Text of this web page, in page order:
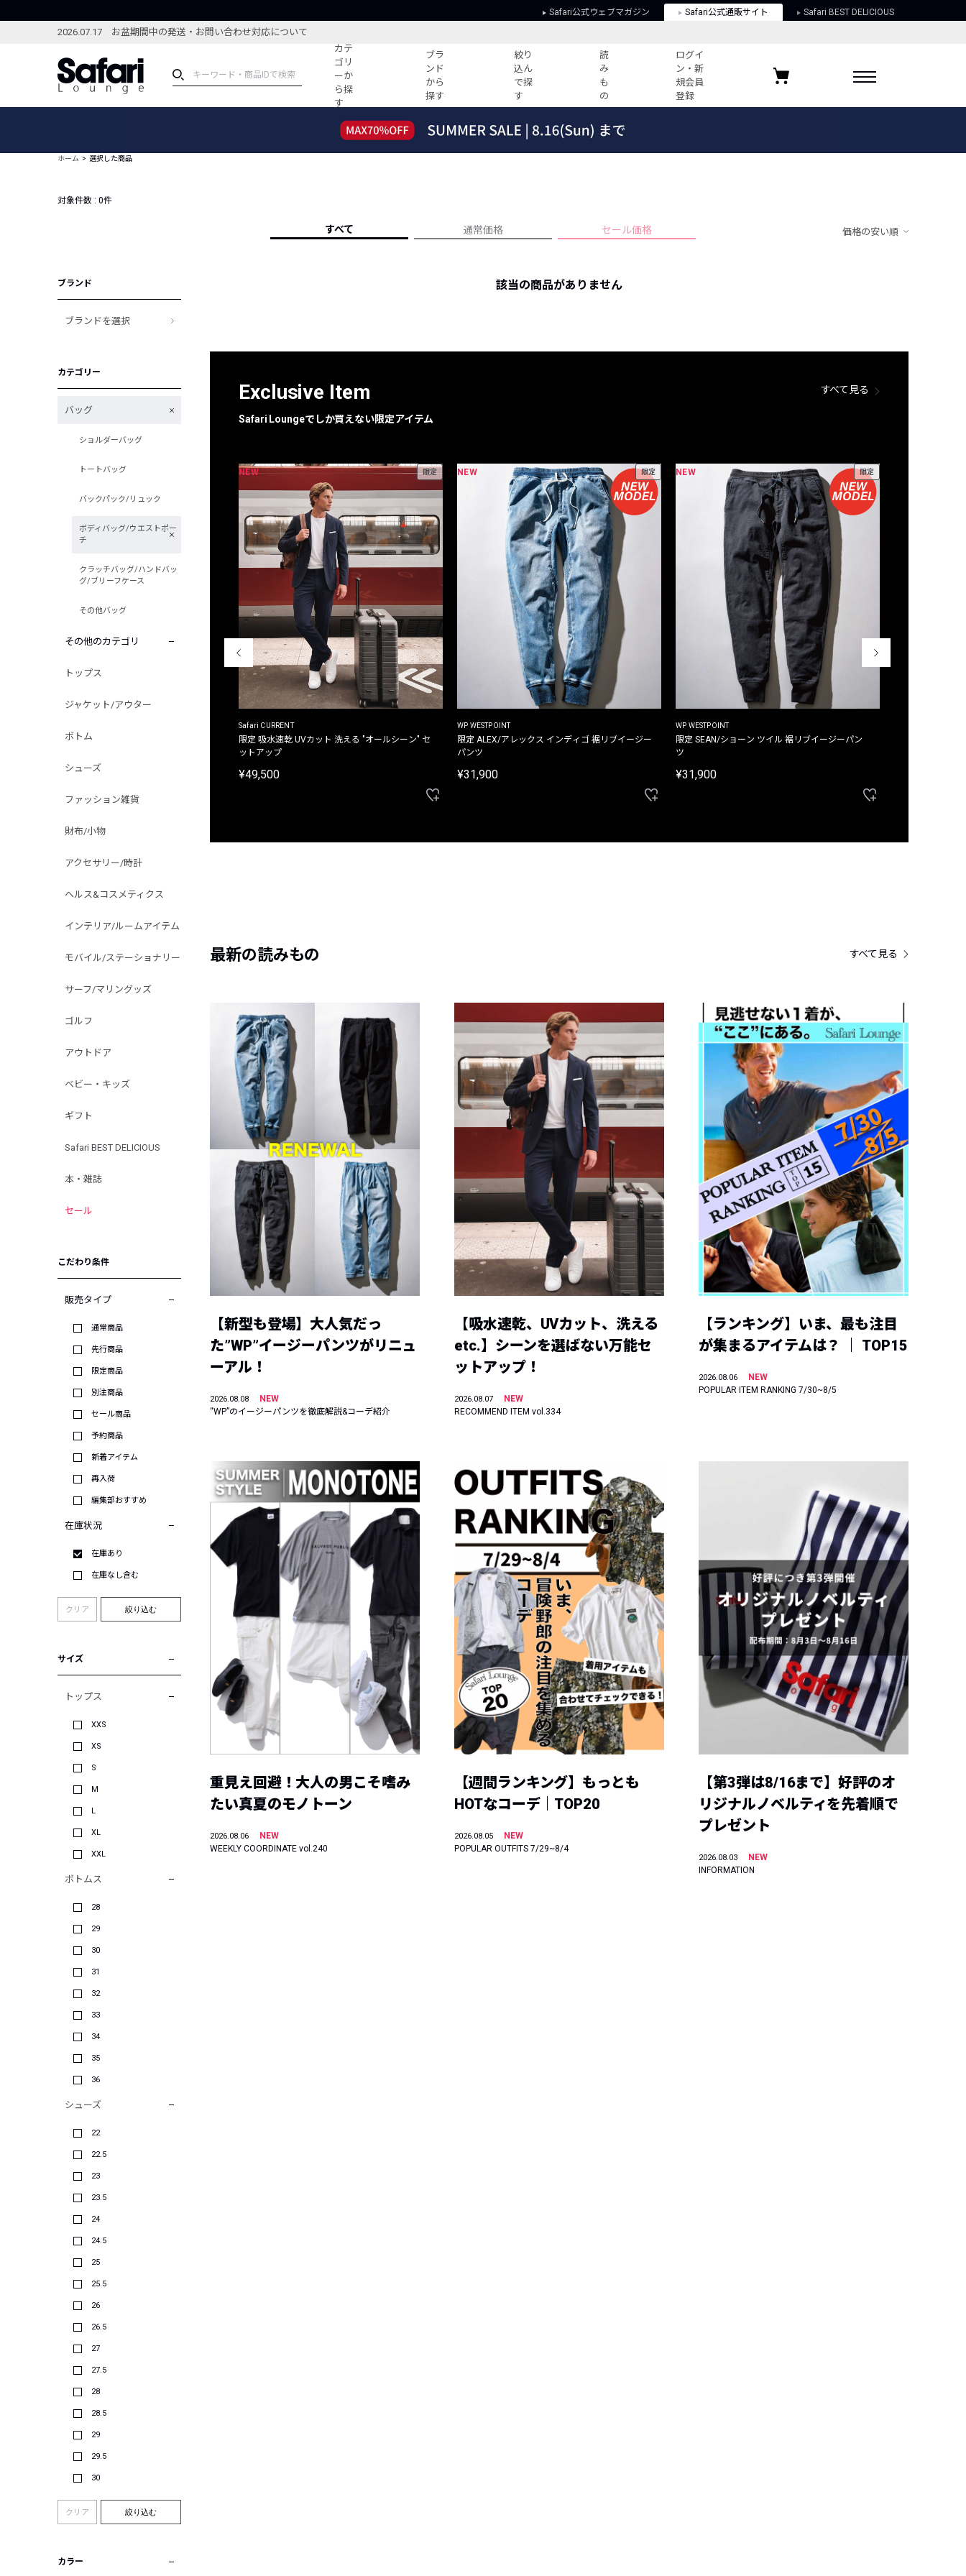
Safari公式ウェブマガジン Safari公式通販サイト Safari BEST DELICIOUS
2026.07.17 お盆期間中の発送・お問い合わせ対応について
カテ
ゴリ
ーか
ら探
す
ブラ
ンド
から
探す
絞り
込ん
で探
す
読
み
も
の
ログイ
ン・新
規会員
登録
ブランドから探す
新着アイテム
セール
編集部のおすすめコーディネート
すべての記事
新ブランドご紹介！
人気アイテム TOP 15
会社概要
特定商取引に関する法律
お気に入りブランド
ホーム 選択した商品
対象件数 : 0件
すべて 通常価格 セール価格 価格の安い順
ブランド
ブランドを選択
カテゴリー
バッグ
ショルダーバッグ
トートバッグ
バックパック/リュック
ボディバッグ/ウエストポー
チ
クラッチバッグ/ハンドバッ
グ/ブリーフケース
その他バッグ
その他のカテゴリ
トップス
ジャケット/アウター
ボトム
シューズ
ファッション雑貨
財布/小物
アクセサリー/時計
ヘルス&コスメティクス
インテリア/ルームアイテム
モバイル/ステーショナリー
サーフ/マリングッズ
ゴルフ
アウトドア
ベビー・キッズ
ギフト
Safari BEST DELICIOUS
本・雑誌
セール
こだわり条件
販売タイプ
通常商品
先行商品
限定商品
別注商品
セール商品
予約商品
新着アイテム
再入荷
編集部おすすめ
在庫状況
在庫あり
在庫なし含む
クリア 絞り込む
サイズ
トップス
XXS
XS
S
M
L
XL
XXL
ボトムス
28
29
30
31
32
33
34
35
36
シューズ
22
22.5
23
23.5
24
24.5
25
25.5
26
26.5
27
27.5
28
28.5
29
29.5
30
クリア 絞り込む
カラー
該当の商品がありません
Exclusive Item
Safari Loungeでしか買えない限定アイテム
すべて見る
別注限定 フード付き チェックシャツジャケット
NEW 限定
Safari CURRENT
限定 吸水速乾 UVカット 洗える "オールシーン" セ
ットアップ
¥49,500
NEW 限定
WP WESTPOINT
限定 ALEX/アレックス インディゴ 裾リブイージー
パンツ
¥31,900
NEW 限定
WP WESTPOINT
限定 SEAN/ショーン ツイル 裾リブイージーパン
ツ
¥31,900
最新の読みもの すべて見る
【新型も登場】大人気だっ
た”WP”イージーパンツがリニュ
ーアル！
2026.08.08
NEW
“WP”のイージーパンツを徹底解説&コーデ紹介
【吸水速乾、UVカット、洗える
etc.】シーンを選ばない万能セ
ットアップ！
2026.08.07
NEW
RECOMMEND ITEM vol.334
【ランキング】いま、最も注目
が集まるアイテムは？ ｜ TOP15
2026.08.06
NEW
POPULAR ITEM RANKING 7/30~8/5
重見え回避！大人の男こそ嗜み
たい真夏のモノトーン
2026.08.06
NEW
WEEKLY COORDINATE vol.240
【週間ランキング】もっとも
HOTなコーデ｜TOP20
2026.08.05
NEW
POPULAR OUTFITS 7/29~8/4
【第3弾は8/16まで】好評のオ
リジナルノベルティを先着順で
プレゼント
2026.08.03
NEW
INFORMATION